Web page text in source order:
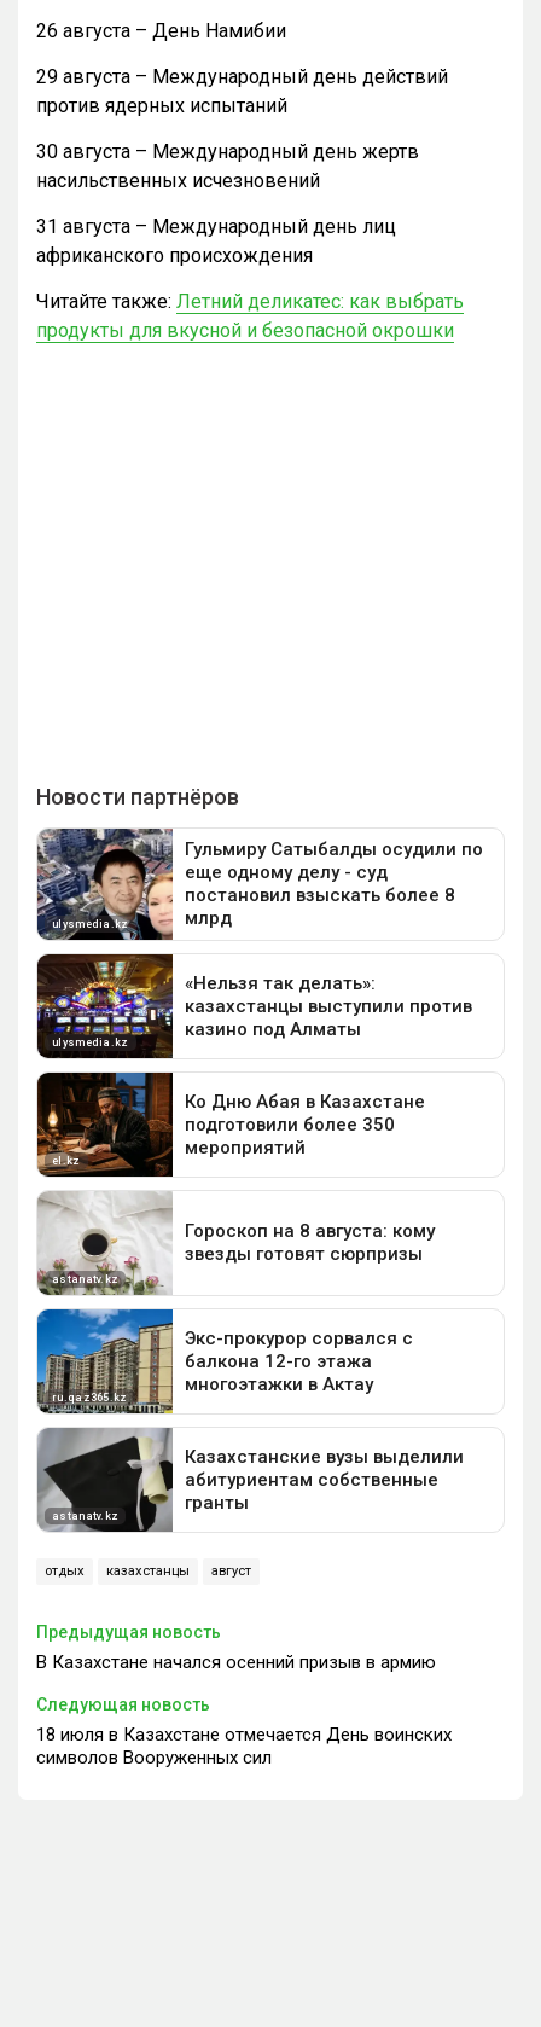
26 августа – День Намибии
29 августа – Международный день действий
против ядерных испытаний
30 августа – Международный день жертв
насильственных исчезновений
31 августа – Международный день лиц
африканского происхождения
Читайте также: Летний деликатес: как выбрать
продукты для вкусной и безопасной окрошки
отдых казахстанцы август
Предыдущая новость
В Казахстане начался осенний призыв в армию
Следующая новость
18 июля в Казахстане отмечается День воинских
символов Вооруженных сил